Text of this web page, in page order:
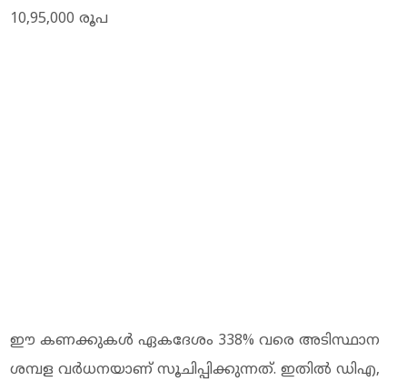
10,95,000 രൂപ
ഈ കണക്കുകള്‍ ഏകദേശം 338% വരെ അടിസ്ഥാന
ശമ്പള വര്‍ധനയാണ് സൂചിപ്പിക്കുന്നത്. ഇതില്‍ ഡിഎ,